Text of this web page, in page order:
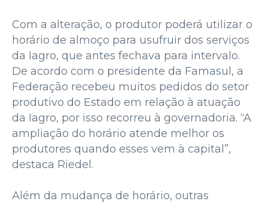
Com a alteração, o produtor poderá utilizar o
horário de almoço para usufruir dos serviços
da Iagro, que antes fechava para intervalo.
De acordo com o presidente da Famasul, a
Federação recebeu muitos pedidos do setor
produtivo do Estado em relação à atuação
da Iagro, por isso recorreu à governadoria. “A
ampliação do horário atende melhor os
produtores quando esses vem à capital”,
destaca Riedel.
Além da mudança de horário, outras